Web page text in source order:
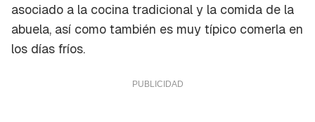
asociado a la cocina tradicional y la comida de la
abuela, así como también es muy típico comerla en
los días fríos.